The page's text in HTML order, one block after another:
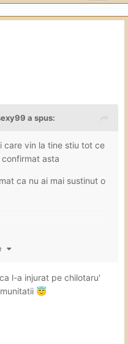
a spus:
care vin la tine stiu tot ce
asta
ca nu ai mai sustinut o
l-a injurat pe chilotaru'
😇